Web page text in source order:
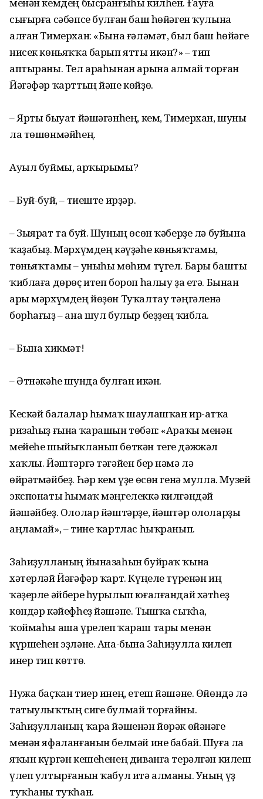
сығырға сәбәпсе булған баш һөйәген ҡулына
алған Тимерхан: «Бына ғәләмәт, был баш һөйәге
нисек көньяҡҡа барып ятты икән?» – тип
аптыраны. Тел араһынан арына алмай торған
Йәғәфәр ҡарттың йәне көйҙө.
– Ярты быуат йәшәгәнһең, кем, Тимерхан, шуны
ла төшөнмәйһең.
Ауыл буймы, арҡырымы?
– Буй-буй, – тиеште ирҙәр.
– Зыярат та буй. Шуның өсөн ҡәберҙе лә буйына
ҡаҙабыҙ. Мәрхүмдең кәүҙәһе көньяҡтамы,
төньяҡтамы – уныһы мөһим түгел. Бары башты
ҡиблаға дөрөҫ итеп бороп һалыу ҙа етә. Бынан
ары мәрхүмдең йөҙөн Туҡалтау тәңгәленә
борһағыҙ – ана шул булыр беҙҙең ҡибла.
– Бына хикмәт!
– Әтнәкәһе шунда булған икән.
Кескәй балалар һымаҡ шаулашҡан ир-атҡа
ризаһыҙ ғына ҡарашын төбәп: «Араҡы менән
мейеһе шыйыҡланып бөткән теге дәжжәл
хаҡлы. Йәштәргә тәғәйен бер нәмә лә
өйрәтмәйбеҙ. Һәр кем үҙе өсөн генә мулла. Музей
экспонаты һымаҡ мәңгелеккә килгәндәй
йәшәйбеҙ. Ололар йәштәрҙе, йәштәр ололарҙы
аңламай», – тине ҡартлас һыҡранып.
Заһиҙулланың йыназаһын буйраҡ ҡына
хәтерләй Йәғәфәр ҡарт. Күңеле түренән иң
ҡәҙерле әйбере һурылып юғалғандай хәтһеҙ
көндәр кәйефһеҙ йәшәне. Тышҡа сыҡһа,
ҡоймаһы аша үрелеп ҡараш тары менән
күршеһен эҙләне. Ана-бына Заһиҙулла килеп
инер тип көттө.
Нужа баҫҡан тиер инең, етеш йәшәне. Өйөндә лә
татыулыҡтың сиге булмай торғайны.
Заһиҙулланың ҡара йәшенән йөрәк өйәнәге
менән яфаланғанын белмәй ине бабай. Шуға ла
яҡын күргән кешеһенең диванға терәлгән килеш
үлеп ултырғанын ҡабул итә алманы. Уның үҙ
туҡһаны туҡһан.